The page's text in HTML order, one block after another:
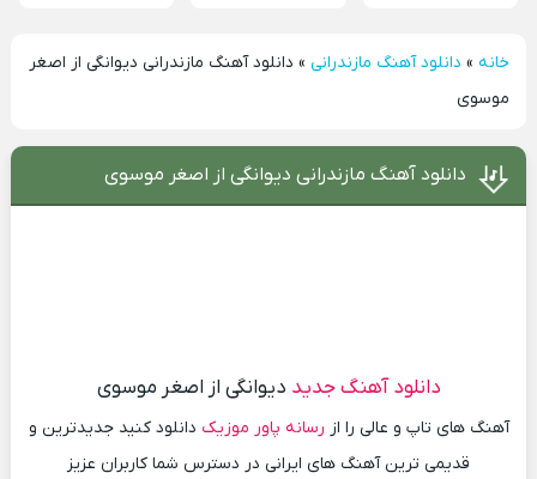
خانه» دانلود آهنگ مازندرانی» دانلود آهنگ مازندرانی دیوانگی از اصغر
موسوی
دانلود آهنگ مازندرانی دیوانگی از اصغر موسوی
دانلود آهنگ جدید دیوانگی از اصغر موسوی
آهنگ های تاپ و عالی را از رسانه پاور موزیک دانلود کنید جدیدترین و
قدیمی ترین آهنگ های ایرانی در دسترس شما کاربران عزیز